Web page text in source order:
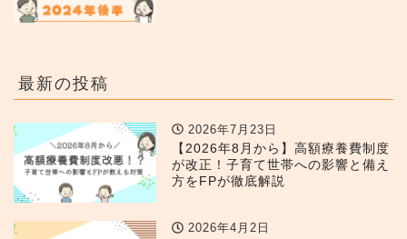
最新の投稿
2026年7月23日
【2026年8月から】高額療養費制度
が改正！子育て世帯への影響と備え
方をFPが徹底解説
2026年4月2日